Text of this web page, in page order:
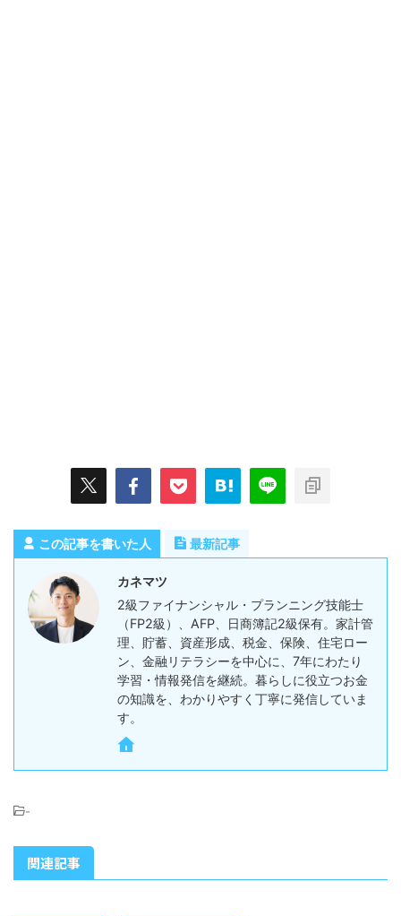
この記事を書いた人 最新記事
カネマツ
2級ファイナンシャル・プランニング技能士
（FP2級）、AFP、日商簿記2級保有。家計管
理、貯蓄、資産形成、税金、保険、住宅ロー
ン、金融リテラシーを中心に、7年にわたり
学習・情報発信を継続。暮らしに役立つお金
の知識を、わかりやすく丁寧に発信していま
す。
-
関連記事